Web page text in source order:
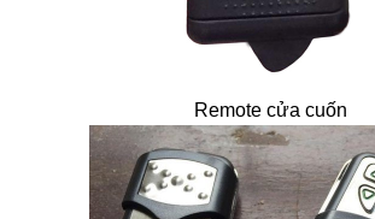
Remote cửa cuốn